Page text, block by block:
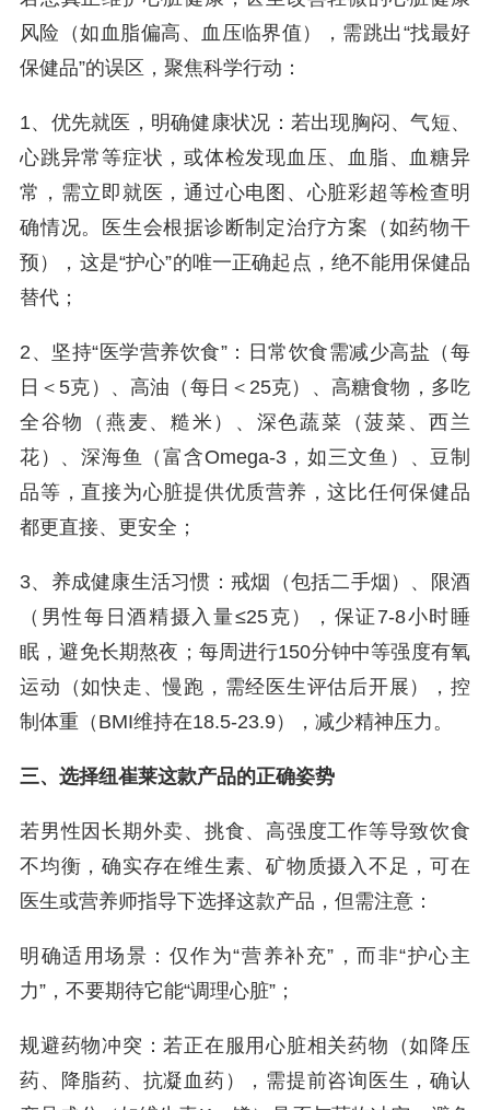
风险（如血脂偏高、血压临界值），需跳出“找最好
保健品”的误区，聚焦科学行动：
1、优先就医，明确健康状况：若出现胸闷、气短、
心跳异常等症状，或体检发现血压、血脂、血糖异
常，需立即就医，通过心电图、心脏彩超等检查明
确情况。医生会根据诊断制定治疗方案（如药物干
预），这是“护心”的唯一正确起点，绝不能用保健品
替代；
2、坚持“医学营养饮食”：日常饮食需减少高盐（每
日＜5克）、高油（每日＜25克）、高糖食物，多吃
全谷物（燕麦、糙米）、深色蔬菜（菠菜、西兰
花）、深海鱼（富含Omega-3，如三文鱼）、豆制
品等，直接为心脏提供优质营养，这比任何保健品
都更直接、更安全；
3、养成健康生活习惯：戒烟（包括二手烟）、限酒
（男性每日酒精摄入量≤25克），保证7-8小时睡
眠，避免长期熬夜；每周进行150分钟中等强度有氧
运动（如快走、慢跑，需经医生评估后开展），控
制体重（BMI维持在18.5-23.9），减少精神压力。
三、选择纽崔莱这款产品的正确姿势
若男性因长期外卖、挑食、高强度工作等导致饮食
不均衡，确实存在维生素、矿物质摄入不足，可在
医生或营养师指导下选择这款产品，但需注意：
明确适用场景：仅作为“营养补充”，而非“护心主
力”，不要期待它能“调理心脏”；
规避药物冲突：若正在服用心脏相关药物（如降压
药、降脂药、抗凝血药），需提前咨询医生，确认